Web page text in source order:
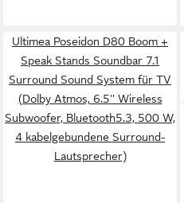
Ultimea Poseidon D80 Boom +
Speak Stands Soundbar 7.1
Surround Sound System für TV
(Dolby Atmos, 6.5'' Wireless
Subwoofer, Bluetooth5.3, 500 W,
4 kabelgebundene Surround-
Lautsprecher)